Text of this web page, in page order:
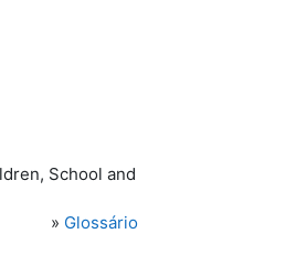
School and
» Glossário